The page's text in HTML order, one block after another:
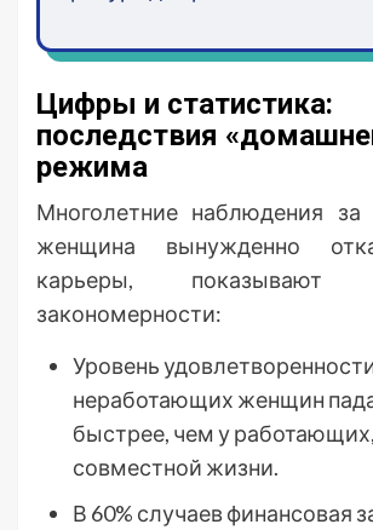
Цифры и статистика:
последствия
режима
Многолетние наблюдения за
женщина вынужденно
карьеры, показывают
закономерности:
Уровень
неработающих женщин
быстрее, чем у
совместной жизни.
В 60% случаев финансовая